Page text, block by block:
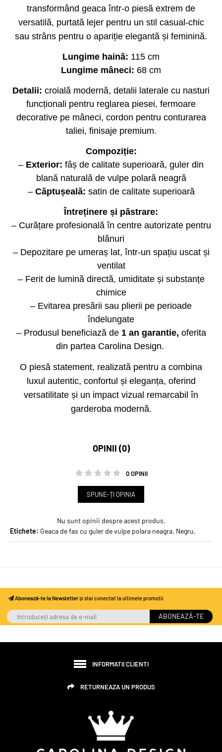
transformând geaca într-o piesă extrem de
versatilă, purtată lejer pentru un stil casual-chic
sau strâns pentru o apariție elegantă și feminină.
Lungime haină: 115 cm
Lungime mâneci: 68 cm
Detalii: croială modernă, detalii laterale cu nasturi
funcționali pentru reglarea piesei, fermoare
decorative pe mâneci, cordon pentru conturarea
taliei, finisaje premium.
Compoziție:
– Exterior: fâș de calitate superioară, guler din
blană naturală de vulpe polară neagră
– Căptușeală: satin de calitate superioară
Întreținere și păstrare:
– Curățare profesională în centre autorizate pentru
blănuri
– Depozitare pe umeraș lat, într-un spațiu uscat și
ventilat
– Ferit de lumină directă, umiditate și substanțe
chimice
– Evitarea presării sau plierii pe perioade
îndelungate
– Produsul beneficiază de 1 an garantie, oferita
din partea Carolina Design.
O piesă statement, realizată pentru a combina
luxul autentic, confortul și eleganța, oferind
versatilitate și un impact vizual remarcabil în
garderoba modernă.
OPINII (0)
0 OPINII
SPUNE-ŢI OPINIA
Nu sunt opinii despre acest produs.
Etichete: Geaca de fas cu guler de vulpe polara neagra, Negru,
Abonează-te la Newsletterși stai conectat la ultimele promoții
ABONEAZĂ-TE
INFORMATII CLIENTI
RETURNEAZA UN PRODUS